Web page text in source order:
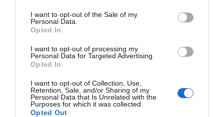
I want to opt-out of the Sale of my
Personal Data.
Opted In
I want to opt-out of processing my
Personal Data for Targeted Advertising.
Opted In
I want to opt-out of Collection, Use,
Retention, Sale, and/or Sharing of my
Personal Data that Is Unrelated with the
Purposes for which it was collected.
Opted Out
Añadir2Playbookcomo fuente preferida de Google
de forma gratuita
Mantente informado con las últimas noticias de actualidad.
Imprimir